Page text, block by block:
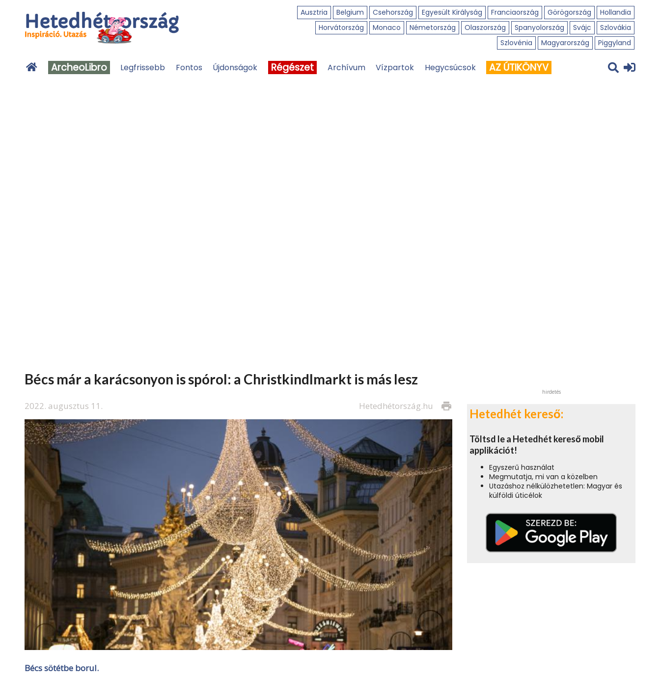
Ausztria Belgium Csehország Egyesült Királyság Franciaország Görögország
Hollandia
Horvátország
Monaco Németország Olaszország Spanyolország Svájc
Szlovákia
Szlovénia
Magyarország Piggyland
ArcheoLibro Legfrissebb Fontos Újdonságok Régészet Archívum Vízpartok Hegycsúcsok AZ ÚTIKÖNYV
Bécs már a karácsonyon is spórol: a Christkindlmarkt is más lesz
2022. augusztus 11. print
Hetedhétország.hu
Bécs sötétbe borul.
hirdetés
Hetedhét kereső:
Töltsd le a Hetedhét kereső mobil
applikációt!
Egyszerű használat
Megmutatja, mi van a közelben
Utazáshoz nélkülözhetetlen: Magyar és
külföldi úticélok